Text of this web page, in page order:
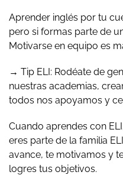
Aprender inglés por tu
pero si formas parte de
Motivarse en equipo es
→ Tip ELI: Rodéate de
nuestras academias,
todos nos apoyamos y
Cuando aprendes con
eres parte de la familia
avance, te motivamos y
logres tus objetivos.